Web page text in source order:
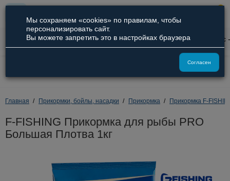
8 (800) 551-09-94
8 (929) 836-66-51
Главная Прикормки, бойлы, насадки Прикормка Прикормка F-
F-FISHING Прикормка для рыбы PRO
Большая Плотва 1кг
Описание Характеристики Отзывы0 Вопрос
Мы сохраняем «cookies» по правилам, чтобы
персонализировать сайт.
Вы можете запретить это в настройках браузера
Согласен